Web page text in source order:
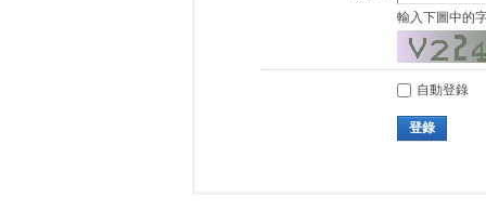
輸入下圖中的
自動登錄
登錄